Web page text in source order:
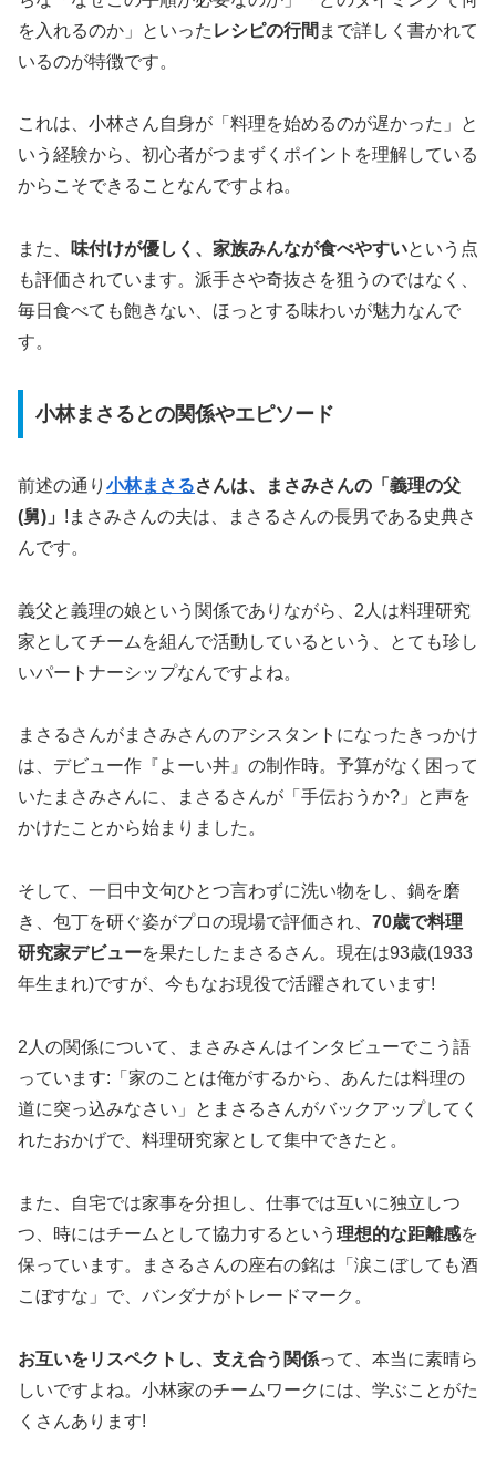
を入れるのか」といった レシピの行間 まで詳しく書かれて
いるのが特徴です。
これは、小林さん自身が「料理を始めるのが遅かった」と
いう経験から、初心者がつまずくポイントを理解している
からこそできることなんですよね。
また、 味付けが優しく、家族みんなが食べやすいという点
も評価されています。派手さや奇抜さを狙うのではなく、
毎日食べても飽きない、ほっとする味わいが魅力なんで
す。
小林まさるとの関係やエピソード
前述の通り 小林まさるさんは、まさみさんの「義理の父
(舅)」 !まさみさんの夫は、まさるさんの長男である史典さ
んです。
義父と義理の娘という関係でありながら、2人は料理研究
家としてチームを組んで活動しているという、とても珍し
いパートナーシップなんですよね。
まさるさんがまさみさんのアシスタントになったきっかけ
は、デビュー作『よーい丼』の制作時。予算がなく困って
いたまさみさんに、まさるさんが「手伝おうか?」と声を
かけたことから始まりました。
そして、一日中文句ひとつ言わずに洗い物をし、鍋を磨
き、包丁を研ぐ姿がプロの現場で評価され、 70歳で料理
研究家デビューを果たしたまさるさん。現在は93歳(1933
年生まれ)ですが、今もなお現役で活躍されています!
2人の関係について、まさみさんはインタビューでこう語
っています:「家のことは俺がするから、あんたは料理の
道に突っ込みなさい」とまさるさんがバックアップしてく
れたおかげで、料理研究家として集中できたと。
また、自宅では家事を分担し、仕事では互いに独立しつ
つ、時にはチームとして協力するという 理想的な距離感を
保っています。まさるさんの座右の銘は「涙こぼしても酒
こぼすな」で、バンダナがトレードマーク。
お互いをリスペクトし、支え合う関係って、本当に素晴ら
しいですよね。小林家のチームワークには、学ぶことがた
くさんあります!